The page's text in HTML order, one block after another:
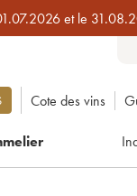
et le
Cote des vins